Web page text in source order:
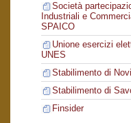
Società
Industriali e
SPAICO
Unione esercizi
UNES
Stabilimento di
Stabilimento di
Finsider